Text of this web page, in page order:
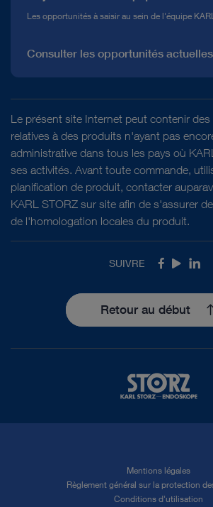
Les opportunités à saisir au sein de l'équipe
Consulter les opportunités actuelles
Le présent site Internet peut contenir
relatives à des produits n'ayant pas
administrative dans tous les pays où
ses activités. Avant toute commande,
planification de produit, contacter
KARL STORZ sur site afin de s'assurer
de l'homologation locales du produit.
SUIVRE Facebook
Youtube
Retour au début
Mentions légales
Règlement général sur la protection
Conditions d'utilisation